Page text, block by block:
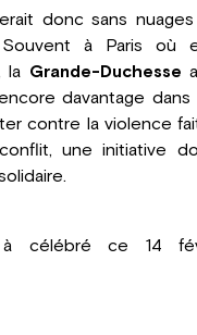
donc sans
Souvent à Paris où
la Grande-Duchesse
davantage
contre la violence
une initiative
célébré ce 14